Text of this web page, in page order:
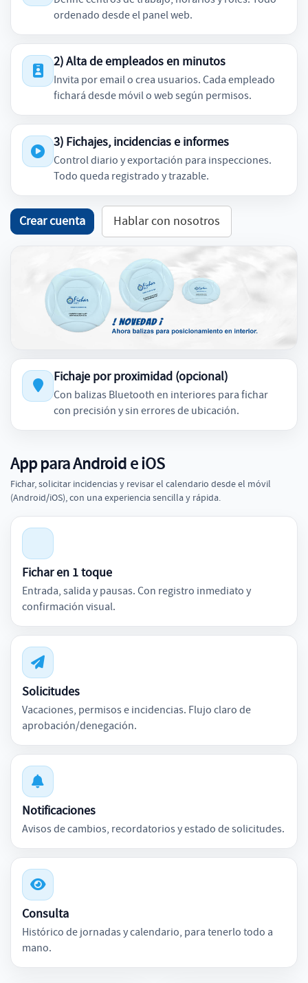
ordenado desde el panel web.
2) Alta de empleados en minutos
Invita por email o crea usuarios. Cada empleado
fichará desde móvil o web según permisos.
3) Fichajes, incidencias e informes
Control diario y exportación para inspecciones.
Todo queda registrado y trazable.
Crear cuenta Hablar con nosotros
Fichaje por proximidad (opcional)
Con balizas Bluetooth en interiores para fichar
con precisión y sin errores de ubicación.
App para Android e iOS
Fichar, solicitar incidencias y revisar el calendario desde el móvil
(Android/iOS), con una experiencia sencilla y rápida.
Fichar en 1 toque
Entrada, salida y pausas. Con registro inmediato y
confirmación visual.
Solicitudes
Vacaciones, permisos e incidencias. Flujo claro de
aprobación/denegación.
Notificaciones
Avisos de cambios, recordatorios y estado de solicitudes.
Consulta
Histórico de jornadas y calendario, para tenerlo todo a
mano.